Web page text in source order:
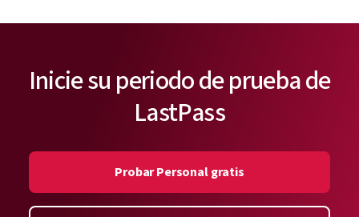
Inicie su periodo de prueba de
LastPass
Probar Personal gratis